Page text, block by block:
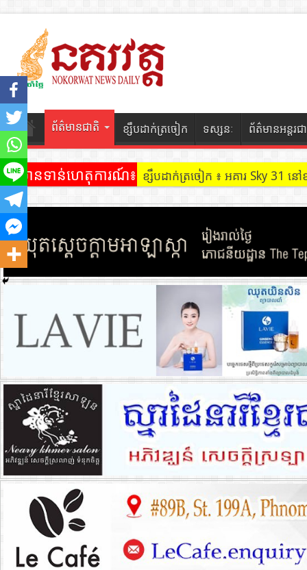
ព័ត៌មានជាតិ ខ្សឹបដាក់ត្រចៀក ទស្សនៈ ព័ត៌មានអន្តរជ
ព័ត៌មានទាន់ហេតុការណ៍៖ ខ្សឹបដាក់ត្រចៀក ៖ ដល់ករ ! ឈ្មួញដឹក